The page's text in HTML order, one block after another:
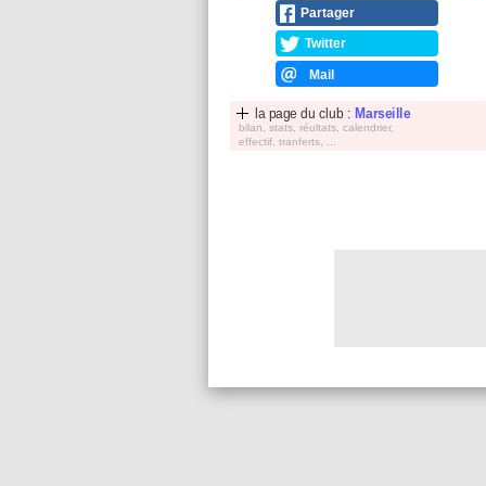
Partager
Twitter
Mail
la page du club : Marseille
bilan, stats, réultats, calendrier,
effectif, tranferts, ...